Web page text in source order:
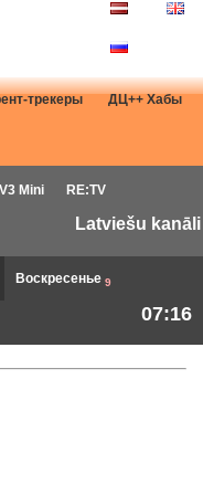
трекеры ДЦ++ Хабы
Mini RE:TV
Latviešu kanāli
Воскресенье 9
07:16